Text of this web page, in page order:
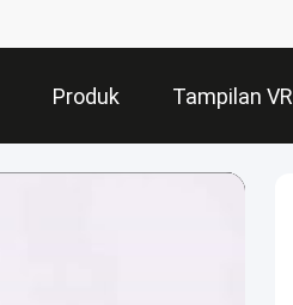
Produk Tampilan VR